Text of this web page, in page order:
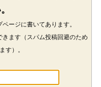
ージに書いてあります。
ます（スパム投稿回避のため
す）。